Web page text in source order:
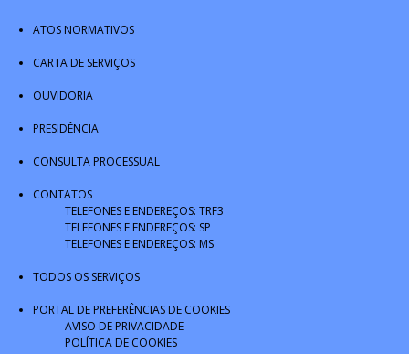
ATOS NORMATIVOS
CARTA DE SERVIÇOS
OUVIDORIA
PRESIDÊNCIA
CONSULTA PROCESSUAL
CONTATOS
TELEFONES E ENDEREÇOS: TRF3
TELEFONES E ENDEREÇOS: SP
TELEFONES E ENDEREÇOS: MS
TODOS OS SERVIÇOS
PORTAL DE PREFERÊNCIAS DE COOKIES
AVISO DE PRIVACIDADE
POLÍTICA DE COOKIES